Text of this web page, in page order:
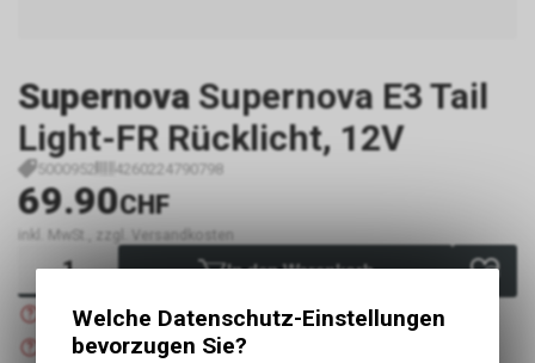
Supernova Supernova E3 Tail
Light-FR Rücklicht, 12V
5000952 4260224790798
69.90CHF
inkl. MwSt., zzgl. Versandkosten
In den Warenkorb
Nicht verfügbar
Versand
Nicht verfügbar
Abholung Zweiradliebe GmbH
Welche Datenschutz-Einstellungen
bevorzugen Sie?